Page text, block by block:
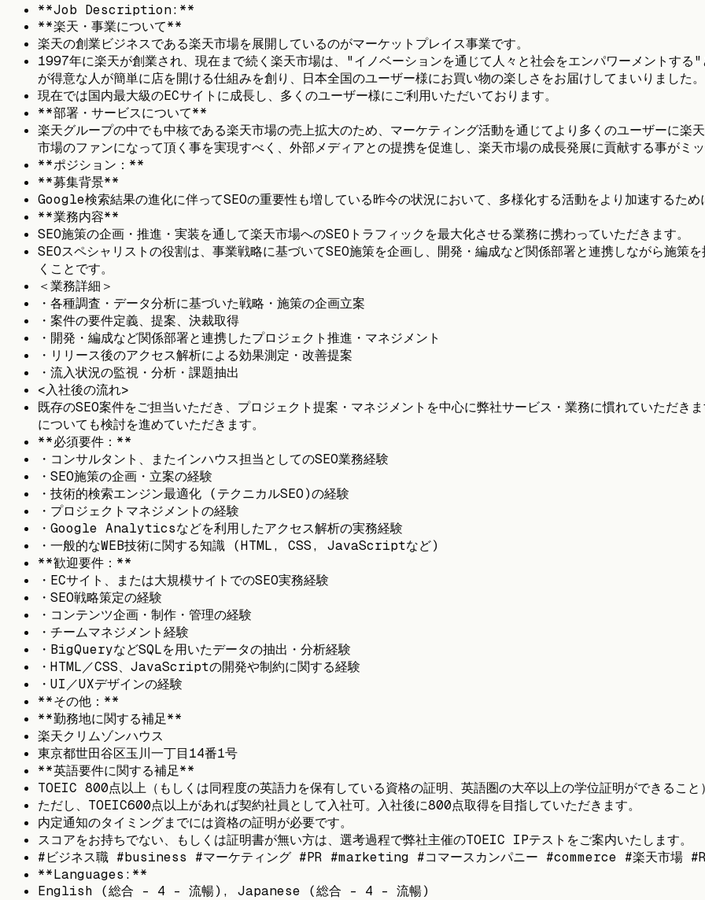
**Job Description:**
**楽天・事業について**
楽天の創業ビジネスである楽天市場を展開しているのがマーケットプレイス事業です。
1997年に楽天が創業され、現在まで続く楽天市場は、"イノベーションを通じて人々と社会をエンパワーメントする
が得意な人が簡単に店を開ける仕組みを創り、日本全国のユーザー様にお買い物の楽しさをお届けしてまいりました。
現在では国内最大級のECサイトに成長し、多くのユーザー様にご利用いただいております。
**部署・サービスについて**
楽天グループの中でも中核である楽天市場の売上拡大のため、マーケティング活動を通じてより多くのユーザーに楽
市場のファンになって頂く事を実現すべく、外部メディアとの提携を促進し、楽天市場の成長発展に貢献する事がミッ
**ポジション：**
**募集背景**
Google検索結果の進化に伴ってSEOの重要性も増している昨今の状況において、多様化する活動をより加速するため
**業務内容**
SEO施策の企画・推進・実装を通して楽天市場へのSEOトラフィックを最大化させる業務に携わっていただきます。
SEOスペシャリストの役割は、事業戦略に基づいてSEO施策を企画し、開発・編成など関係部署と連携しながら施策
くことです。
＜業務詳細＞
・各種調査・データ分析に基づいた戦略・施策の企画立案
・案件の要件定義、提案、決裁取得
・開発・編成など関係部署と連携したプロジェクト推進・マネジメント
・リリース後のアクセス解析による効果測定・改善提案
・流入状況の監視・分析・課題抽出
<入社後の流れ>
既存のSEO案件をご担当いただき、プロジェクト提案・マネジメントを中心に弊社サービス・業務に慣れていただき
についても検討を進めていただきます。
**必須要件：**
・コンサルタント、またインハウス担当としてのSEO業務経験
・SEO施策の企画・立案の経験
・技術的検索エンジン最適化 (テクニカルSEO)の経験
・プロジェクトマネジメントの経験
・Google Analyticsなどを利用したアクセス解析の実務経験
・一般的なWEB技術に関する知識 (HTML, CSS, JavaScriptなど)
**歓迎要件：**
・ECサイト、または大規模サイトでのSEO実務経験
・SEO戦略策定の経験
・コンテンツ企画・制作・管理の経験
・チームマネジメント経験
・BigQueryなどSQLを用いたデータの抽出・分析経験
・HTML／CSS、JavaScriptの開発や制約に関する経験
・UI／UXデザインの経験
**その他：**
**勤務地に関する補足**
楽天クリムゾンハウス
東京都世田谷区玉川一丁目14番1号
**英語要件に関する補足**
TOEIC 800点以上（もしくは同程度の英語力を保有している資格の証明、英語圏の大卒以上の学位証明ができること）
ただし、TOEIC600点以上があれば契約社員として入社可。入社後に800点取得を目指していただきます。
内定通知のタイミングまでには資格の証明が必要です。
スコアをお持ちでない、もしくは証明書が無い方は、選考過程で弊社主催のTOEIC IPテストをご案内いたします。
#ビジネス職 #business #マーケティング #PR #marketing #コマースカンパニー #commerce #楽天市場
**Languages:**
English (総合 - 4 - 流暢), Japanese (総合 - 4 - 流暢)